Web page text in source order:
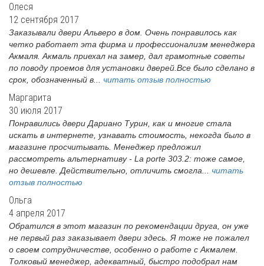
Олеся
12 сентября 2017
Заказывали двери Альверо в дом. Очень понравилось как
четко работает эта фирма и профессионализм менеджера
Акмаля. Акмаль приехал на замер, дал грамотные советы
по поводу проемов для установки дверей.Все было сделано в
срок, обозначенный в... читать отзыв полностью
Маргарита
30 июля 2017
Понравились двери Дариано Турин, как и многие стала
искать в интернете, узнавать стоимость, некогда было в
магазине просчитывать. Менеджер предложил
рассмотреть альтернативу - La porte 303.2: тоже самое,
но дешевле. Действительно, отличить смогла... читать
отзыв полностью
Ольга
4 апреля 2017
Обратился в этот магазин по рекомендации друга, он уже
не первый раз заказывает двери здесь. Я тоже не пожалел
о своем сотрудничестве, особенно о работе с Акмалем.
Толковый менеджер, адекватный, быстро подобрал нам